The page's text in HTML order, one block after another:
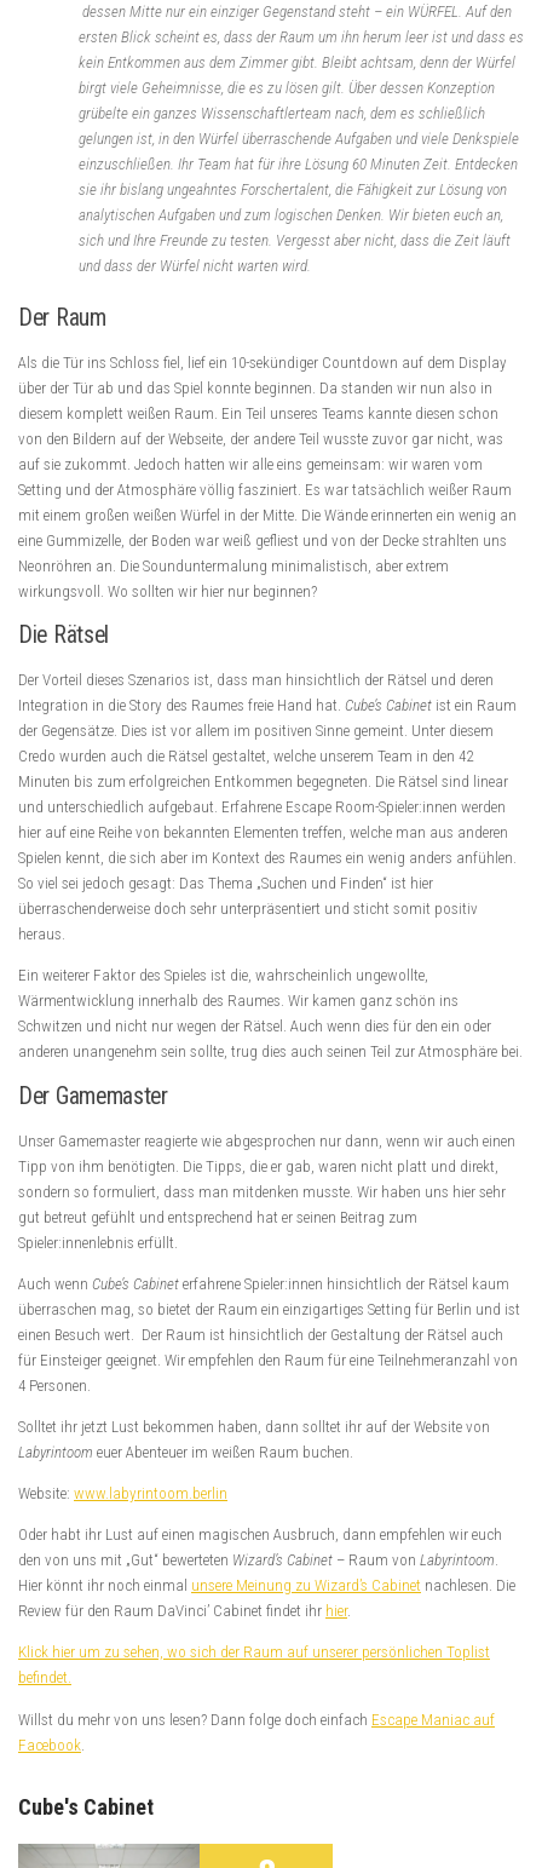
dessen Mitte nur ein einziger Gegenstand steht – ein WÜRFEL. Auf den
ersten Blick scheint es, dass der Raum um ihn herum leer ist und dass es
kein Entkommen aus dem Zimmer gibt. Bleibt achtsam, denn der Würfel
birgt viele Geheimnisse, die es zu lösen gilt. Über dessen Konzeption
grübelte ein ganzes Wissenschaftlerteam nach, dem es schließlich
gelungen ist, in den Würfel überraschende Aufgaben und viele Denkspiele
einzuschließen. Ihr Team hat für ihre Lösung 60 Minuten Zeit. Entdecken
sie ihr bislang ungeahntes Forschertalent, die Fähigkeit zur Lösung von
analytischen Aufgaben und zum logischen Denken. Wir bieten euch an,
sich und Ihre Freunde zu testen. Vergesst aber nicht, dass die Zeit läuft
und dass der Würfel nicht warten wird.
Der Raum
Als die Tür ins Schloss fiel, lief ein 10-sekündiger Countdown auf dem Display
über der Tür ab und das Spiel konnte beginnen. Da standen wir nun also in
diesem komplett weißen Raum. Ein Teil unseres Teams kannte diesen schon
von den Bildern auf der Webseite, der andere Teil wusste zuvor gar nicht, was
auf sie zukommt. Jedoch hatten wir alle eins gemeinsam: wir waren vom
Setting und der Atmosphäre völlig fasziniert. Es war tatsächlich weißer Raum
mit einem großen weißen Würfel in der Mitte. Die Wände erinnerten ein wenig an
eine Gummizelle, der Boden war weiß gefliest und von der Decke strahlten uns
Neonröhren an. Die Sounduntermalung minimalistisch, aber extrem
wirkungsvoll. Wo sollten wir hier nur beginnen?
Die Rätsel
Der Vorteil dieses Szenarios ist, dass man hinsichtlich der Rätsel und deren
Integration in die Story des Raumes freie Hand hat. Cube’s Cabinet ist ein Raum
der Gegensätze. Dies ist vor allem im positiven Sinne gemeint. Unter diesem
Credo wurden auch die Rätsel gestaltet, welche unserem Team in den 42
Minuten bis zum erfolgreichen Entkommen begegneten. Die Rätsel sind linear
und unterschiedlich aufgebaut. Erfahrene Escape Room-Spieler:innen werden
hier auf eine Reihe von bekannten Elementen treffen, welche man aus anderen
Spielen kennt, die sich aber im Kontext des Raumes ein wenig anders anfühlen.
So viel sei jedoch gesagt: Das Thema „Suchen und Finden“ ist hier
überraschenderweise doch sehr unterpräsentiert und sticht somit positiv
heraus.
Ein weiterer Faktor des Spieles ist die, wahrscheinlich ungewollte,
Wärmentwicklung innerhalb des Raumes. Wir kamen ganz schön ins
Schwitzen und nicht nur wegen der Rätsel. Auch wenn dies für den ein oder
anderen unangenehm sein sollte, trug dies auch seinen Teil zur Atmosphäre bei.
Der Gamemaster
Unser Gamemaster reagierte wie abgesprochen nur dann, wenn wir auch einen
Tipp von ihm benötigten. Die Tipps, die er gab, waren nicht platt und direkt,
sondern so formuliert, dass man mitdenken musste. Wir haben uns hier sehr
gut betreut gefühlt und entsprechend hat er seinen Beitrag zum
Spieler:innenlebnis erfüllt.
Auch wenn Cube’s Cabinet erfahrene Spieler:innen hinsichtlich der Rätsel kaum
überraschen mag, so bietet der Raum ein einzigartiges Setting für Berlin und ist
einen Besuch wert. Der Raum ist hinsichtlich der Gestaltung der Rätsel auch
für Einsteiger geeignet. Wir empfehlen den Raum für eine Teilnehmeranzahl von
4 Personen.
Solltet ihr jetzt Lust bekommen haben, dann solltet ihr auf der Website von
Labyrintoom euer Abenteuer im weißen Raum buchen.
Website: www.labyrintoom.berlin
Oder habt ihr Lust auf einen magischen Ausbruch, dann empfehlen wir euch
den von uns mit „Gut“ bewerteten Wizard’s Cabinet – Raum von Labyrintoom.
Hier könnt ihr noch einmal unsere Meinung zu Wizard’s Cabinet nachlesen. Die
Review für den Raum DaVinci’ Cabinet findet ihr hier.
Klick hier um zu sehen, wo sich der Raum auf unserer persönlichen Toplist
befindet.
Willst du mehr von uns lesen? Dann folge doch einfach Escape Maniac auf
Facebook
Cube's Cabinet